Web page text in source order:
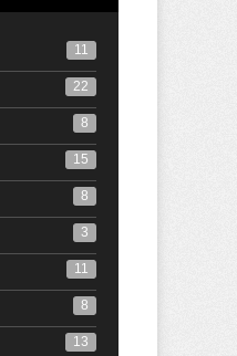
11
22
8
15
8
3
11
8
13